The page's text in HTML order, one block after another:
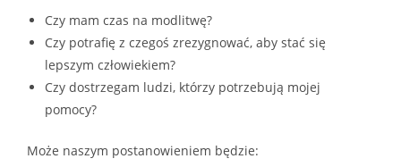
Czy mam czas na modlitwę?
Czy potrafię z czegoś zrezygnować, aby stać się
lepszym człowiekiem?
Czy dostrzegam ludzi, którzy potrzebują mojej
pomocy?
Może naszym postanowieniem będzie: